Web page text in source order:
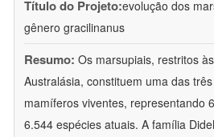
Título do Projeto:evolução dos
gênero gracilinanus
Resumo: Os marsupiais, restritos
Australásia, constituem uma das
mamíferos viventes, representando
6.544 espécies atuais. A família